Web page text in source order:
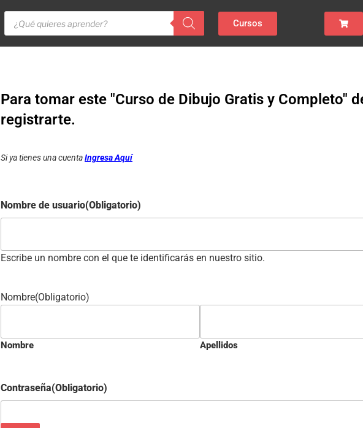
Cursos
Para tomar este "Curso de Dibujo Gratis y Completo"
registrarte.
Si ya tienes una cuentaIngresa Aquí
Nombre de usuario(Obligatorio)
Escribe un nombre con el que te identificarás en nuestro sitio.
Nombre(Obligatorio)
Nombre Apellidos
Contraseña(Obligatorio)